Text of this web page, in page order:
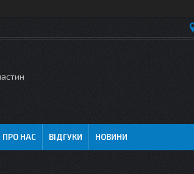
ПРО НАС ВІДГУКИ НОВИНИ